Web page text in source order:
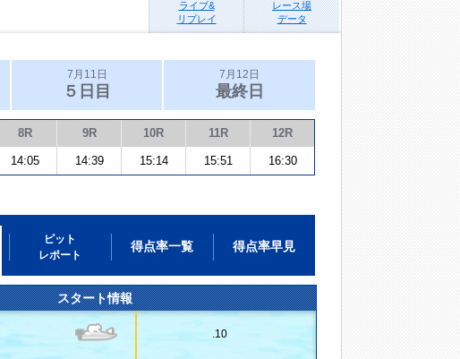
ライブ&
リプレイ
レース場
データ
7月11日
５日目
7月12日
最終日
8R 9R 10R 11R 12R
14:05 14:39 15:14 15:51 16:30
ピット
レポート
得点率一覧 得点率早見
スタート情報
.10